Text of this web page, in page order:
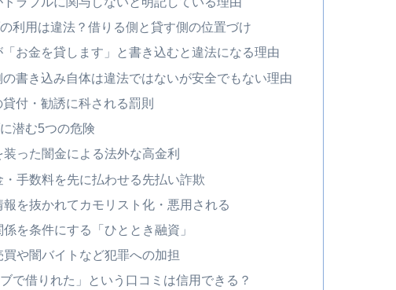
利用は違法？借りる側と貸す側の位置づけ
お金を貸します」と書き込むと違法になる理由
書き込み自体は違法ではないが安全でもない理由
付・勧誘に科される罰則
潜む5つの危険
装った闇金による法外な高金利
・手数料を先に払わせる先払い詐欺
報を抜かれてカモリスト化・悪用される
を条件にする「ひととき融資」
買や闇バイトなど犯罪への加担
ブで借りれた」という口コミは信用できる？